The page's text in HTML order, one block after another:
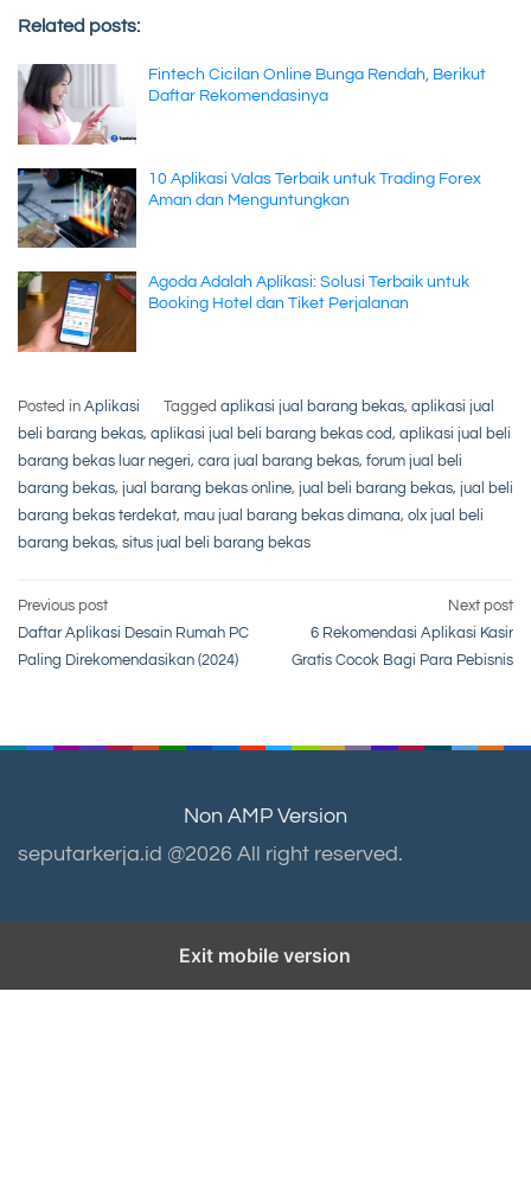
Related posts:
Fintech Cicilan Online Bunga Rendah, Berikut
Daftar Rekomendasinya
10 Aplikasi Valas Terbaik untuk Trading Forex
Aman dan Menguntungkan
Agoda Adalah Aplikasi: Solusi Terbaik untuk
Booking Hotel dan Tiket Perjalanan
Posted in Aplikasi Tagged aplikasi jual barang bekas, aplikasi jual
beli barang bekas, aplikasi jual beli barang bekas cod, aplikasi jual beli
barang bekas luar negeri, cara jual barang bekas, forum jual beli
barang bekas, jual barang bekas online, jual beli barang bekas, jual beli
barang bekas terdekat, mau jual barang bekas dimana, olx jual beli
barang bekas, situs jual beli barang bekas
Post
navigation
Previous post
Daftar Aplikasi Desain Rumah PC
Paling Direkomendasikan (2024)
Next post
6 Rekomendasi Aplikasi Kasir
Gratis Cocok Bagi Para Pebisnis
Non AMP Version
seputarkerja.id @2026 All right reserved.
Exit mobile version